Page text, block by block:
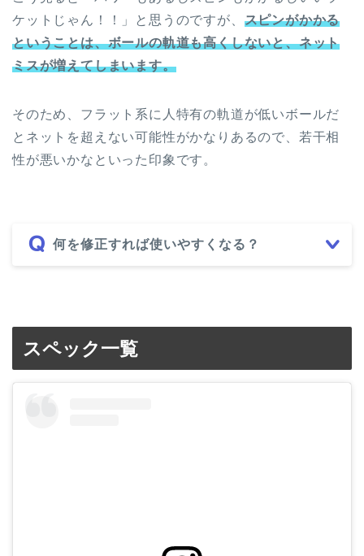
ケットじゃん！！」と思うのですが、 スピンがかかる
ということは、ボールの軌道も高くしないと、ネット
ミスが増えてしまいます。
そのため、フラット系に人特有の軌道が低いボールだ
とネットを超えない可能性がかなりあるので、若干相
性が悪いかなといった印象です。
何を修正すれば使いやすくなる？
スペック一覧